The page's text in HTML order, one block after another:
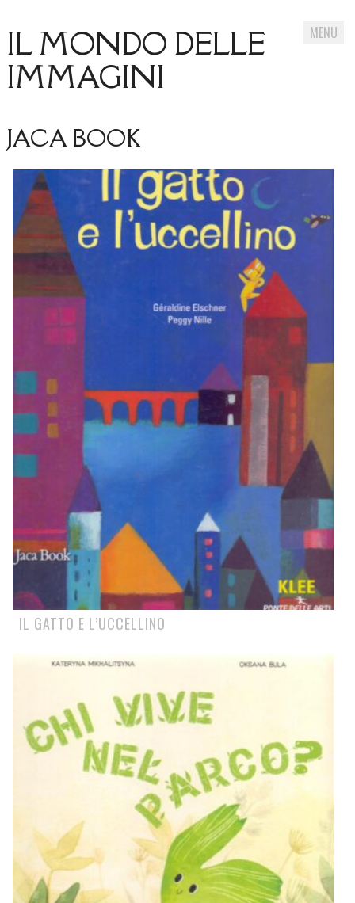
IL MONDO DELLE
IMMAGINI
MENU
to
content
JACA BOOK
IL GATTO E L’UCCELLINO